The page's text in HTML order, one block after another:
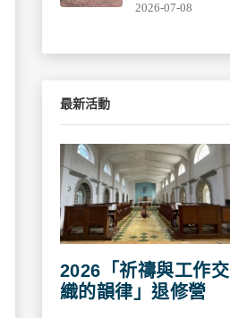
2026-07-08
最新活動
2026「祈禱與工作交
織的韻律」退修營